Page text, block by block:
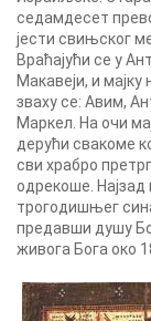
седамдесет
јести свињског
Враћајући се у
Макавеји, и
зваху се: Авим,
Маркел. На очи
дерући свакоме
сви храбро
одрекоше. Најзад
трогодишњег
предавши душу
живога Бога око